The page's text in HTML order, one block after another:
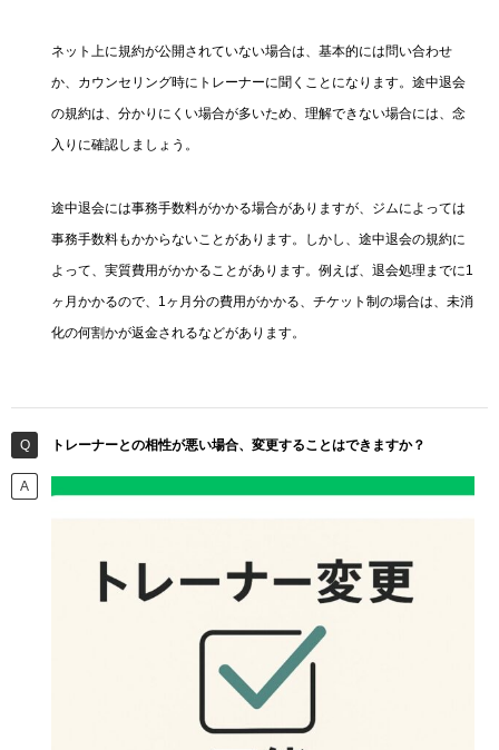
ネット上に規約が公開されていない場合は、基本的には問い合わせ
か、カウンセリング時にトレーナーに聞くことになります。途中退会
の規約は、分かりにくい場合が多いため、理解できない場合には、念
入りに確認しましょう。
途中退会には事務手数料がかかる場合がありますが、ジムによっては
事務手数料もかからないことがあります。しかし、途中退会の規約に
よって、実質費用がかかることがあります。例えば、退会処理までに1
ヶ月かかるので、1ヶ月分の費用がかかる、チケット制の場合は、未消
化の何割かが返金されるなどがあります。
トレーナーとの相性が悪い場合、変更することはできますか？